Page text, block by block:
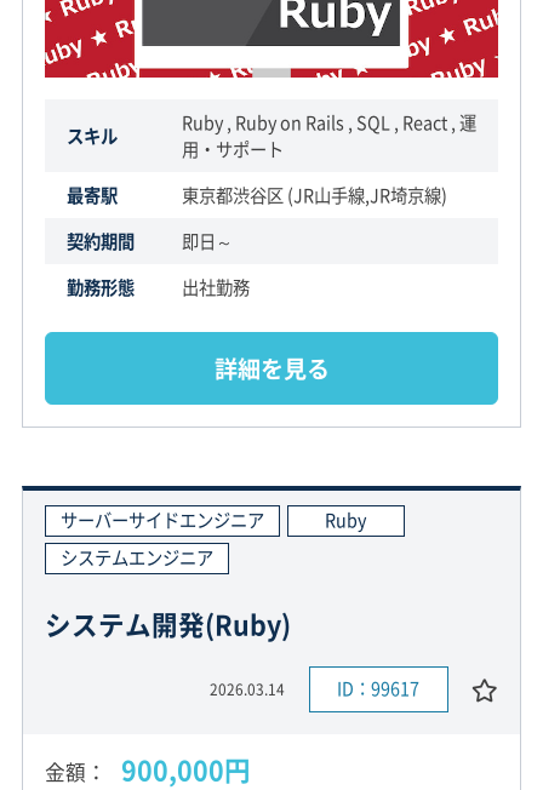
スキル
Ruby , Ruby on Rails , SQL , React , 運
用・サポート
最寄駅
東京都渋谷区 (JR山手線,JR埼京線)
契約期間
即日～
勤務形態
出社勤務
詳細を見る
サーバーサイドエンジニア
Ruby
システムエンジニア
システム開発(Ruby)
2026.03.14 ID：99617
金額 900,000円